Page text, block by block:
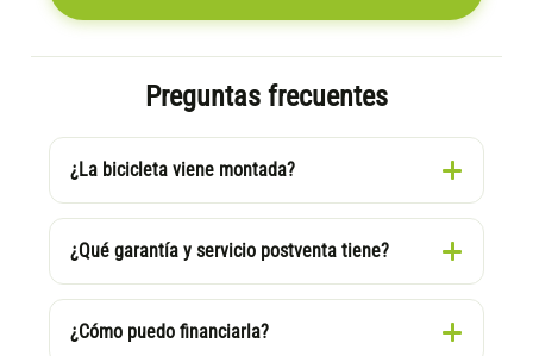
Preguntas frecuentes
¿La bicicleta viene montada?
¿Qué garantía y servicio postventa tiene?
¿Cómo puedo financiarla?